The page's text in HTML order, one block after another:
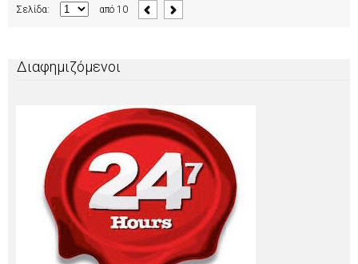
Σελίδα:
από 10
Διαφημιζόμενοι